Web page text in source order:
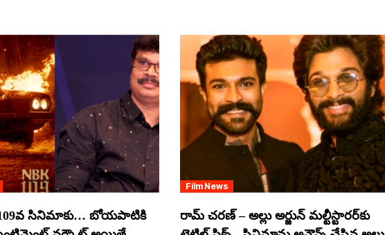
సినిమాకు… బోయపాటికి
Film News
రామ్ చరణ్ – అల్లు అర్జున్ మల్టీస్టారర్​కు